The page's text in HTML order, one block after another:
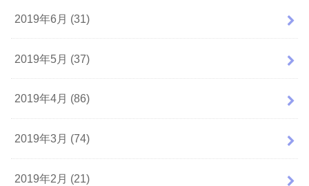
2019年6月 (31)
2019年5月 (37)
2019年4月 (86)
2019年3月 (74)
2019年2月 (21)